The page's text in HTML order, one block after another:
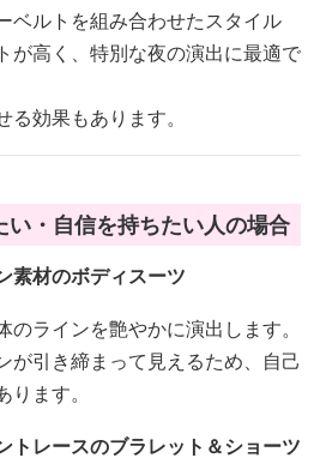
ベルトを組み合わせたスタイル
が高く、特別な夜の演出に最適で
効果もあります。
い・自信を持ちたい人の場合
素材のボディスーツ
ラインを艶やかに演出します。
が引き締まって見えるため、自己
ます。
トレースのブラレット＆ショーツ